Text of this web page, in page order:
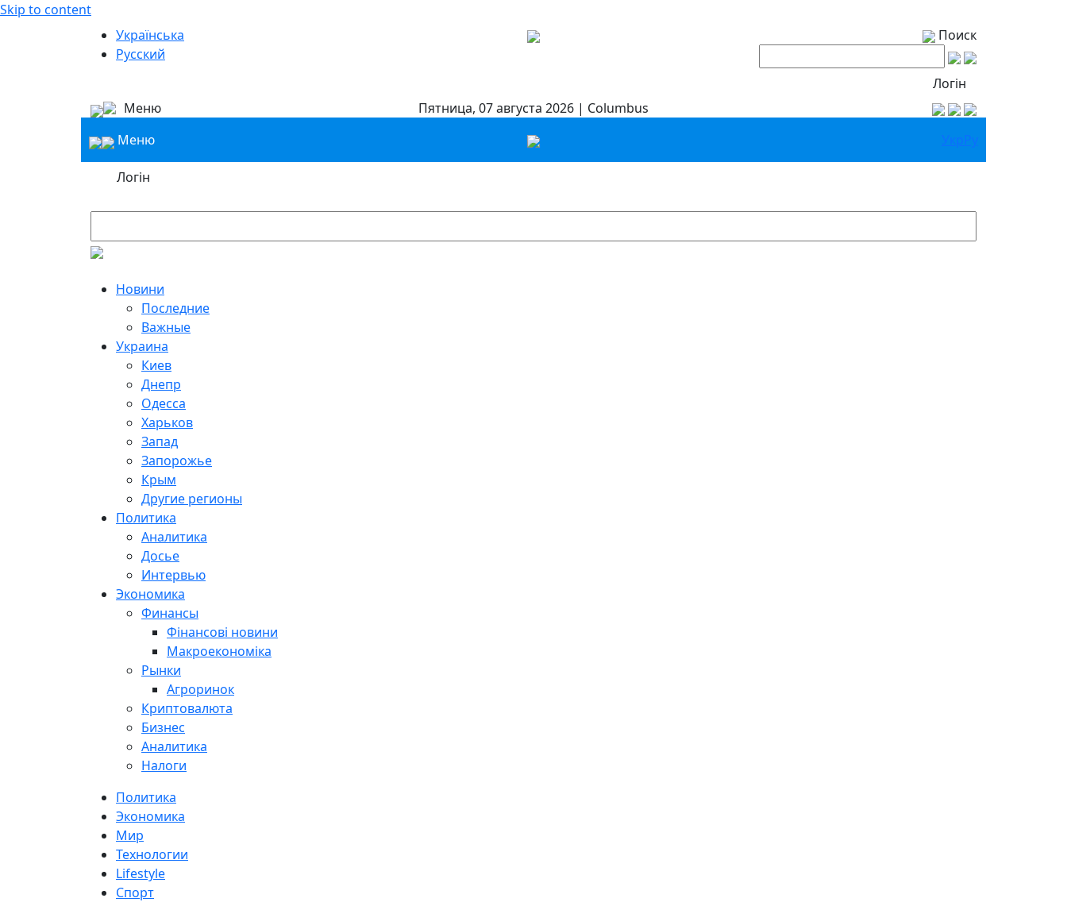
Skip to content
Українська
Русский
Поиск
Логін
Меню
Пятница, 07 августа 2026 | Columbus
Меню
УкрРу
Логін
Новини
Последние
Важные
Украина
Киев
Днепр
Одесса
Харьков
Запад
Запорожье
Крым
Другие регионы
Политика
Аналитика
Досье
Интервью
Экономика
Финансы
Фінансові новини
Макроекономіка
Рынки
Агроринок
Криптовалюта
Бизнес
Аналитика
Налоги
Политика
Экономика
Мир
Технологии
Lifestyle
Спорт